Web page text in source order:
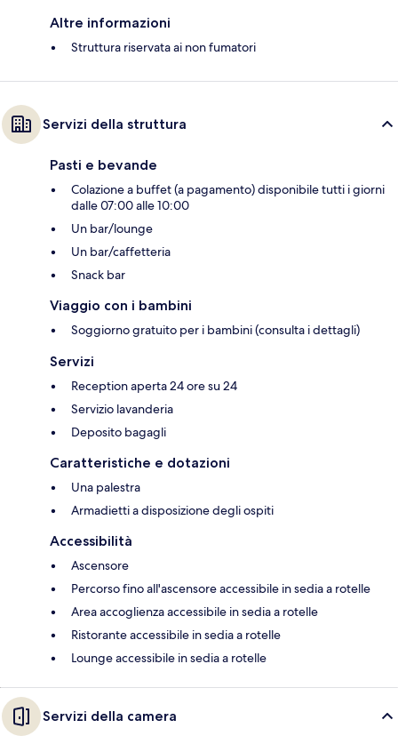
Altre informazioni
Struttura riservata ai non fumatori
Servizi della struttura
Pasti e bevande
Colazione a buffet (a pagamento) disponibile tutti i giorni
dalle 07:00 alle 10:00
Un bar/lounge
Un bar/caffetteria
Snack bar
Viaggio con i bambini
Soggiorno gratuito per i bambini (consulta i dettagli)
Servizi
Reception aperta 24 ore su 24
Servizio lavanderia
Deposito bagagli
Caratteristiche e dotazioni
Una palestra
Armadietti a disposizione degli ospiti
Accessibilità
Ascensore
Percorso fino all'ascensore accessibile in sedia a rotelle
Area accoglienza accessibile in sedia a rotelle
Ristorante accessibile in sedia a rotelle
Lounge accessibile in sedia a rotelle
Servizi della camera